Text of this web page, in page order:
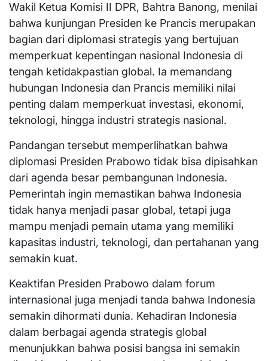
Wakil Ketua Komisi II DPR, Bahtra Banong, menilai
bahwa kunjungan Presiden ke Prancis merupakan
bagian dari diplomasi strategis yang bertujuan
memperkuat kepentingan nasional Indonesia di
tengah ketidakpastian global. Ia memandang
hubungan Indonesia dan Prancis memiliki nilai
penting dalam memperkuat investasi, ekonomi,
teknologi, hingga industri strategis nasional.
Pandangan tersebut memperlihatkan bahwa
diplomasi Presiden Prabowo tidak bisa dipisahkan
dari agenda besar pembangunan Indonesia.
Pemerintah ingin memastikan bahwa Indonesia
tidak hanya menjadi pasar global, tetapi juga
mampu menjadi pemain utama yang memiliki
kapasitas industri, teknologi, dan pertahanan yang
semakin kuat.
Keaktifan Presiden Prabowo dalam forum
internasional juga menjadi tanda bahwa Indonesia
semakin dihormati dunia. Kehadiran Indonesia
dalam berbagai agenda strategis global
menunjukkan bahwa posisi bangsa ini semakin